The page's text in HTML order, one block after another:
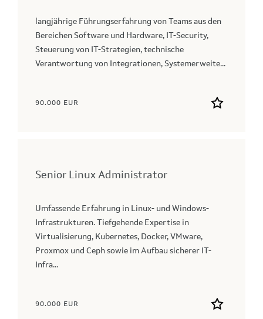
langjährige Führungserfahrung von Teams aus den
Bereichen Software und Hardware, IT-Security,
Steuerung von IT-Strategien, technische
Verantwortung von Integrationen, Systemerweite...
90.000 EUR
Senior Linux Administrator
Umfassende Erfahrung in Linux- und Windows-
Infrastrukturen. Tiefgehende Expertise in
Virtualisierung, Kubernetes, Docker, VMware,
Proxmox und Ceph sowie im Aufbau sicherer IT-
Infra...
90.000 EUR